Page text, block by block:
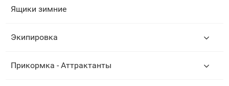
Ящики зимние
Экипировка
Прикормка - Аттрактанты